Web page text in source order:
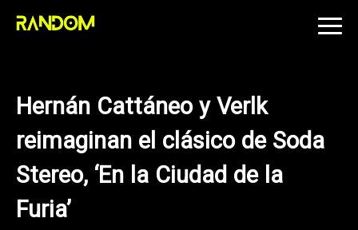
Skip
Hernán Cattáneo y Verlk
reimaginan el clásico de Soda
Stereo, ‘En la Ciudad de la
Furia’